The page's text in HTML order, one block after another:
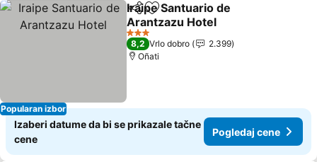
Popularan izbor
Deli Dodati u favorite
Iraipe Santuario de
Arantzazu Hotel
Pogledaj cene
3 Zvezdice
8,2 Vrlo dobro
2.399
Oñati
Izaberi datume da bi se prikazale tačne
cene
Pogledaj cene